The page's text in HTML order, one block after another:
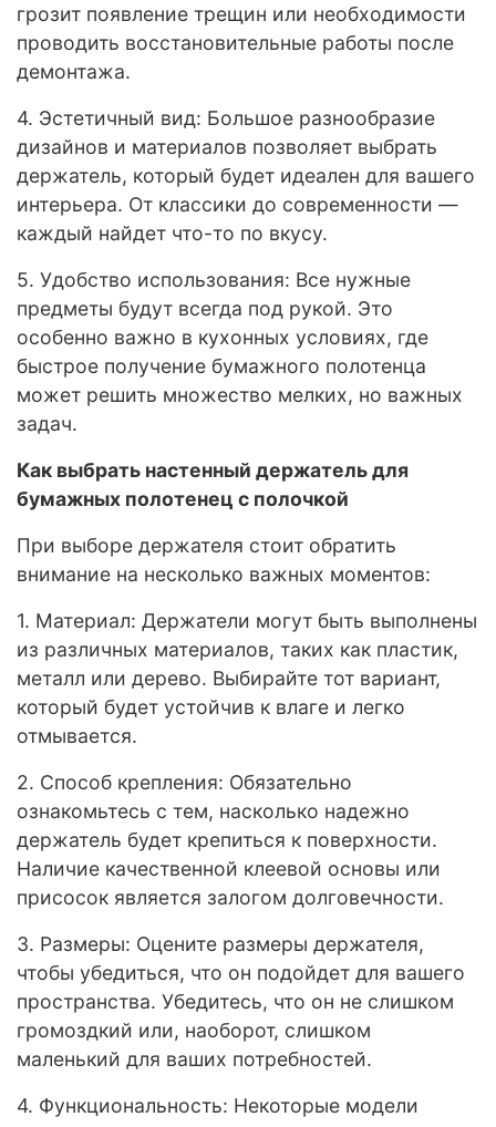
грозит появление трещин или необходимости
проводить восстановительные работы после
демонтажа.
4. Эстетичный вид: Большое разнообразие
дизайнов и материалов позволяет выбрать
держатель, который будет идеален для вашего
интерьера. От классики до современности —
каждый найдет что-то по вкусу.
5. Удобство использования: Все нужные
предметы будут всегда под рукой. Это
особенно важно в кухонных условиях, где
быстрое получение бумажного полотенца
может решить множество мелких, но важных
задач.
Как выбрать настенный держатель для
бумажных полотенец с полочкой
При выборе держателя стоит обратить
внимание на несколько важных моментов:
1. Материал: Держатели могут быть выполнены
из различных материалов, таких как пластик,
металл или дерево. Выбирайте тот вариант,
который будет устойчив к влаге и легко
отмывается.
2. Способ крепления: Обязательно
ознакомьтесь с тем, насколько надежно
держатель будет крепиться к поверхности.
Наличие качественной клеевой основы или
присосок является залогом долговечности.
3. Размеры: Оцените размеры держателя,
чтобы убедиться, что он подойдет для вашего
пространства. Убедитесь, что он не слишком
громоздкий или, наоборот, слишком
маленький для ваших потребностей.
4. Функциональность: Некоторые модели